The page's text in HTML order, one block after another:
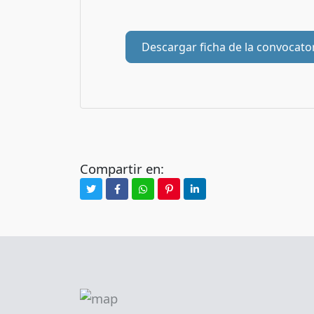
Descargar ficha de la
Compartir en: